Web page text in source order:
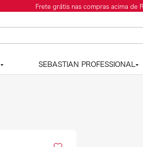
SEBASTIAN PROFESSIONAL